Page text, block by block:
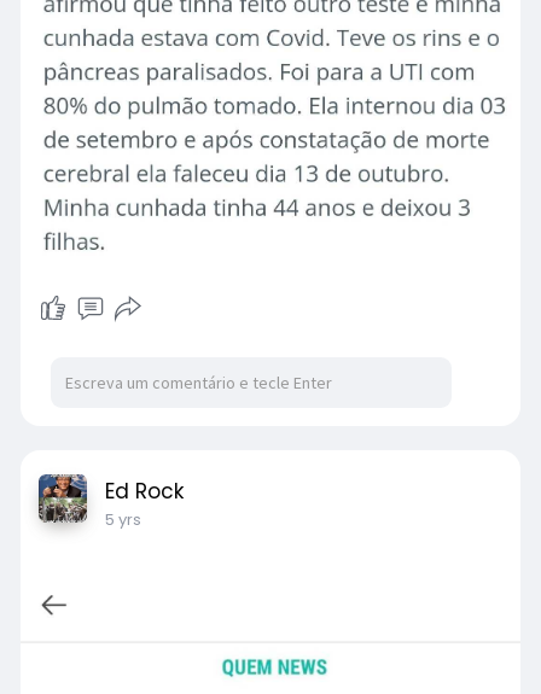
Ed Rock
5 yrs